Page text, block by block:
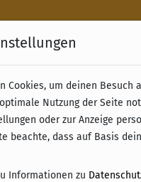
Versand & Retoure ab
Name
Cookies, um deinen Besuch
Nutzung der Seite
oder zur Anzeige
beachte, dass auf Basis
Informationen zu